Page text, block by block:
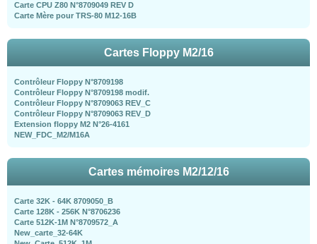
Carte CPU Z80 N°8709049 REV D
Carte Mère pour TRS-80 M12-16B
Cartes Floppy M2/16
Contrôleur Floppy N°8709198
Contrôleur Floppy N°8709198 modif.
Contrôleur Floppy N°8709063 REV_C
Contrôleur Floppy N°8709063 REV_D
Extension floppy M2 N°26-4161
NEW_FDC_M2/M16A
Cartes mémoires M2/12/16
Carte 32K - 64K 8709050_B
Carte 128K - 256K N°8706236
Carte 512K-1M N°8709572_A
New_carte_32-64K